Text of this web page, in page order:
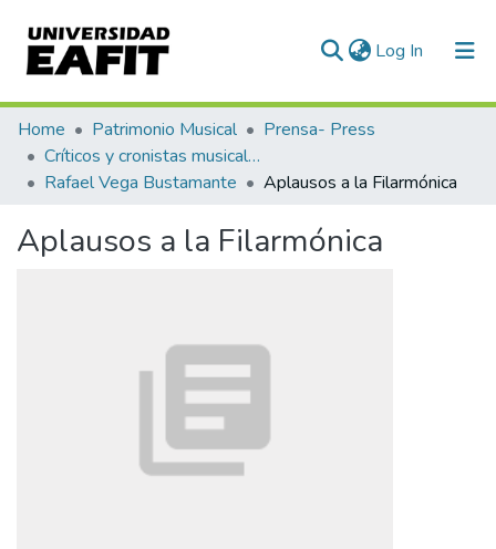
Log In (current)
Statistics
Home Patrimonio Musical
Prensa- Press
Críticos y cronistas musicales
Rafael Vega Bustamante
Aplausos a la Filarmónica
Aplausos a la Filarmónica